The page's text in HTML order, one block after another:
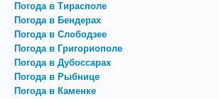
Погода в Тирасполе
Погода в Бендерах
Погода в Слободзее
Погода в Григориополе
Погода в Дубоссарах
Погода в Рыбнице
Погода в Каменке